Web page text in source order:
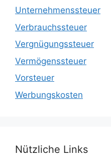
Unternehmenssteuer
Verbrauchssteuer
Vergnügungssteuer
Vermögenssteuer
Vorsteuer
Werbungskosten
Nützliche Links